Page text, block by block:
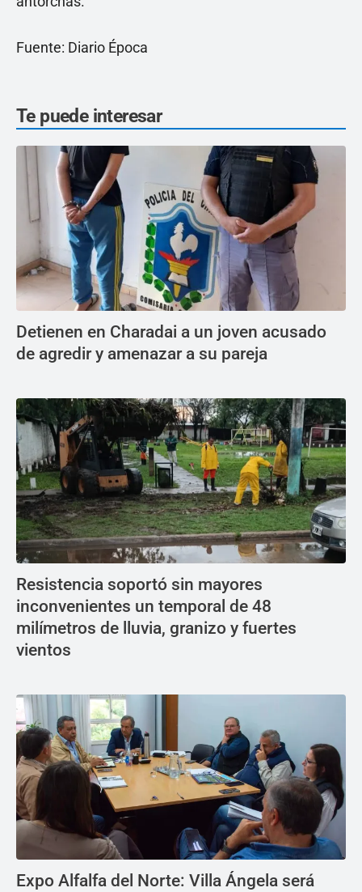
Fuente: Diario Época
Te puede interesar
Detienen en Charadai a un joven acusado
de agredir y amenazar a su pareja
Resistencia soportó sin mayores
inconvenientes un temporal de 48
milímetros de lluvia, granizo y fuertes
vientos
Expo Alfalfa del Norte: Villa Ángela será